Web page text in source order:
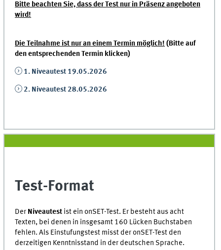
Bitte beachten Sie, dass der Test nur in Präsenz angeboten
wird!
Die Teilnahme ist nur an einem Termin möglich! (Bitte auf
den entsprechenden Termin klicken)
1. Niveautest 19.05.2026
2. Niveautest 28.05.2026
Test-Format
Der Niveautest ist ein onSET-Test. Er besteht aus acht
Texten, bei denen in insgesamt 160 Lücken Buchstaben
fehlen. Als Einstufungstest misst der onSET-Test den
derzeitigen Kenntnisstand in der deutschen Sprache.